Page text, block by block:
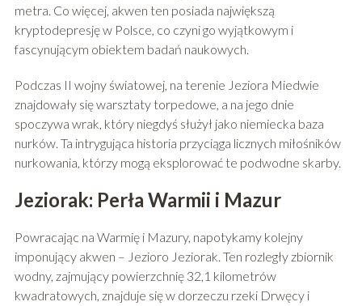
metra. Co więcej, akwen ten posiada największą
kryptodepresję w Polsce, co czyni go wyjątkowym i
fascynującym obiektem badań naukowych.
Podczas II wojny światowej, na terenie Jeziora Miedwie
znajdowały się warsztaty torpedowe, a na jego dnie
spoczywa wrak, który niegdyś służył jako niemiecka baza
nurków. Ta intrygująca historia przyciąga licznych miłośników
nurkowania, którzy mogą eksplorować te podwodne skarby.
Jeziorak: Perła Warmii i Mazur
Powracając na Warmię i Mazury, napotykamy kolejny
imponujący akwen – Jezioro Jeziorak. Ten rozległy zbiornik
wodny, zajmujący powierzchnię 32,1 kilometrów
kwadratowych, znajduje się w dorzeczu rzeki Drwęcy i